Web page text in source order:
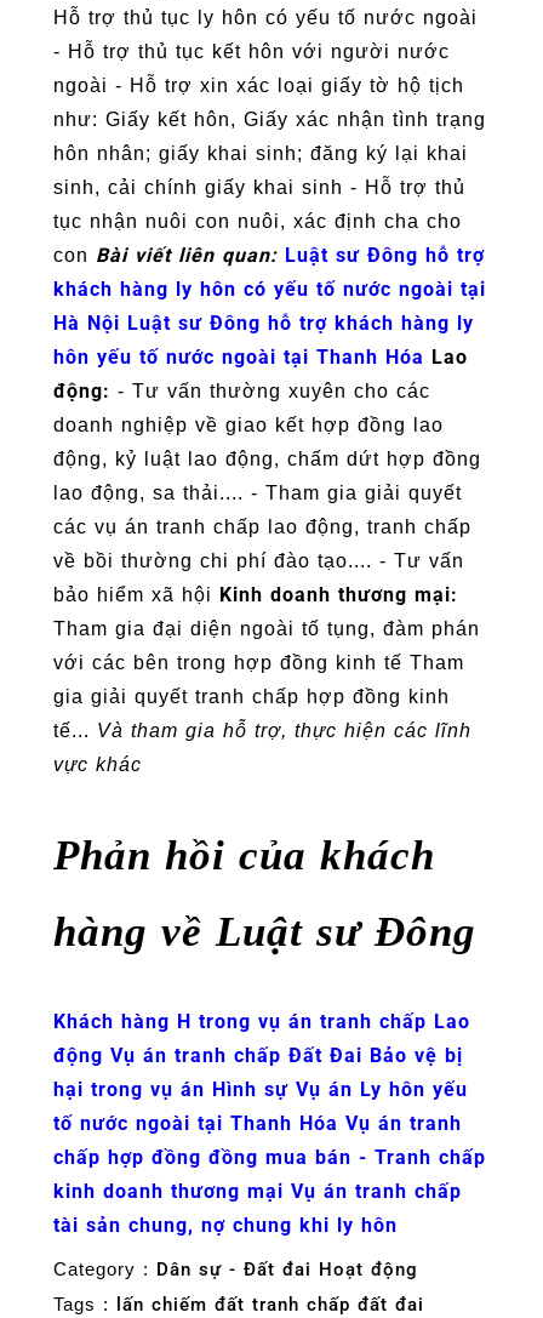
Hỗ trợ thủ tục ly hôn có yếu tố nước ngoài
- Hỗ trợ thủ tục kết hôn với người nước
ngoài - Hỗ trợ xin xác loại giấy tờ hộ tịch
như: Giấy kết hôn, Giấy xác nhận tình trạng
hôn nhân; giấy khai sinh; đăng ký lại khai
sinh, cải chính giấy khai sinh - Hỗ trợ thủ
tục nhận nuôi con nuôi, xác định cha cho
con Bài viết liên quan: Luật sư Đông hỗ trợ
khách hàng ly hôn có yếu tố nước ngoài tại
Hà Nội Luật sư Đông hỗ trợ khách hàng ly
hôn yếu tố nước ngoài tại Thanh Hóa Lao
động: - Tư vấn thường xuyên cho các
doanh nghiệp về giao kết hợp đồng lao
động, kỷ luật lao động, chấm dứt hợp đồng
lao động, sa thải.... - Tham gia giải quyết
các vụ án tranh chấp lao động, tranh chấp
về bồi thường chi phí đào tạo.... - Tư vấn
bảo hiểm xã hội
Kinh doanh thương mại:
Tham gia đại diện ngoài tố tụng, đàm phán
với các bên trong hợp đồng kinh tế Tham
gia giải quyết tranh chấp hợp đồng kinh
tế... Và tham gia hỗ trợ, thực hiện các lĩnh
vực khác
Phản hồi của khách
hàng về Luật sư Đông
Khách hàng H trong vụ án tranh chấp Lao
động Vụ án tranh chấp Đất Đai Bảo vệ bị
hại trong vụ án Hình sự Vụ án Ly hôn yếu
tố nước ngoài tại Thanh Hóa Vụ án tranh
chấp hợp đồng đồng mua bán - Tranh chấp
kinh doanh thương mại Vụ án tranh chấp
tài sản chung, nợ chung khi ly hôn
Category : Dân sự - Đất đai Hoạt động
Tags : lấn chiếm đất tranh chấp đất đai